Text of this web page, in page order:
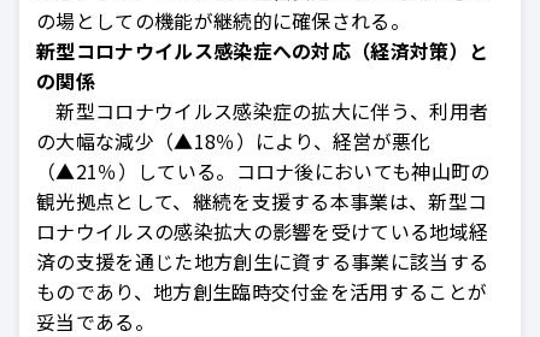
の場としての機能が継続的に確保される。
新型コロナウイルス感染症への対応（経済対策）と
の関係
新型コロナウイルス感染症の拡大に伴う、利用者
の大幅な減少（▲18％）により、経営が悪化
（▲21％）している。コロナ後においても神山町の
観光拠点として、継続を支援する本事業は、新型コ
ロナウイルスの感染拡大の影響を受けている地域経
済の支援を通じた地方創生に資する事業に該当する
ものであり、地方創生臨時交付金を活用することが
妥当である。